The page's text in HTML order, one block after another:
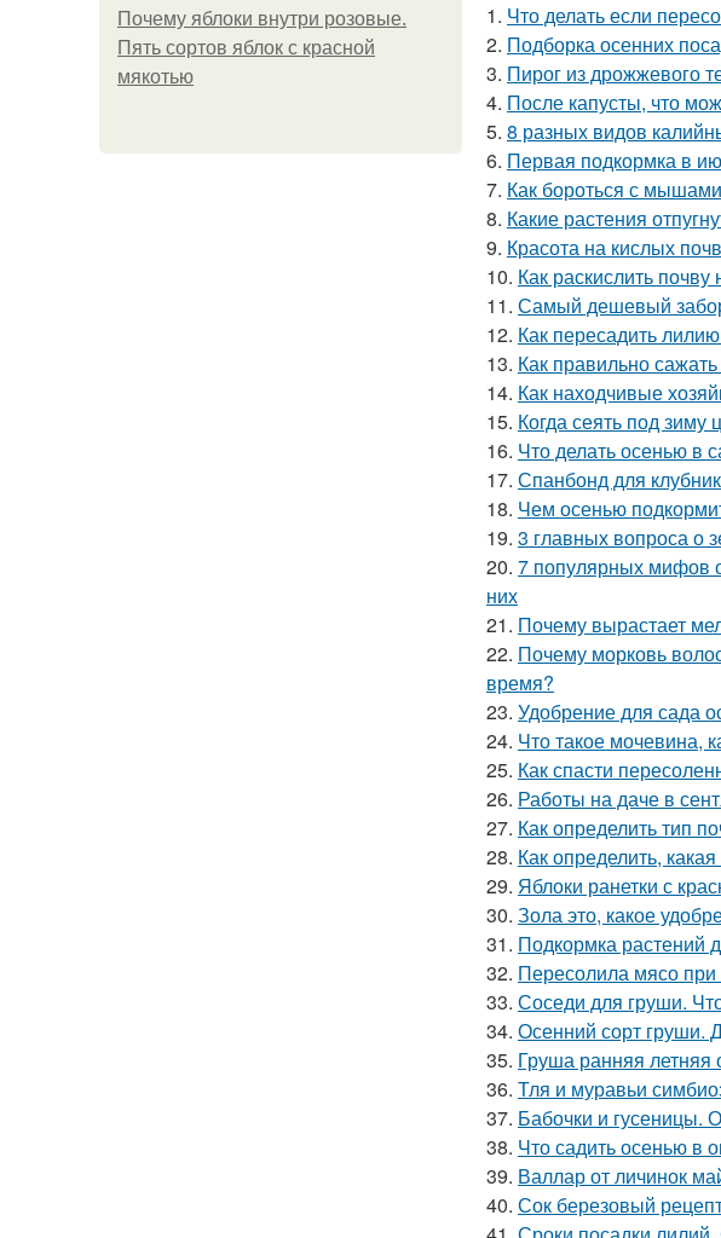
Почему яблоки внутри розовые.
Пять сортов яблок с красной
мякотью
1. Что делать если
2. Подборка осенних
3. Пирог из дрожжевого
4. После капусты, что
5. 8 разных видов
6. Первая подкормка в
7. Как бороться с
8. Какие растения
9. Красота на кислых
10. Как раскислить
11. Самый дешевый
12. Как пересадить
13. Как правильно
14. Как находчивые
15. Когда сеять под зиму
16. Что делать осенью в
17. Спанбонд для
18. Чем осенью
19. 3 главных вопроса о
20. 7 популярных мифов
них
21. Почему вырастает
22. Почему морковь
время?
23. Удобрение для сада
24. Что такое мочевина,
25. Как спасти
26. Работы на даче в
27. Как определить тип
28. Как определить,
29. Яблоки ранетки с
30. Зола это, какое
31. Подкормка растений
32. Пересолила мясо
33. Соседи для груши.
34. Осенний сорт груши.
35. Груша ранняя летняя
36. Тля и муравьи
37. Бабочки и гусеницы.
38. Что садить осенью в
39. Валлар от личинок
40. Сок березовый